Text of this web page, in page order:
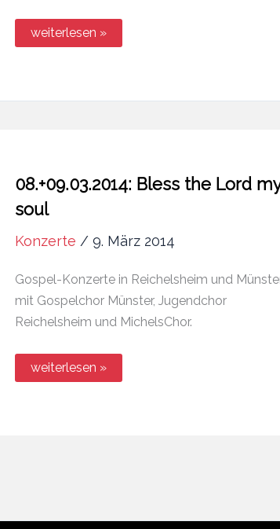
13.04.2014:
Gottesdienst
weiterlesen »
08.+09.03.2014: Bless the Lord
soul
Konzerte / 9. März 2014
Gospel-Konzerte in Reichelsheim und
mit Gospelchor Münster, Jugendchor
Reichelsheim und MichelsChor.
08.+09.03.2014:
Bless
weiterlesen »